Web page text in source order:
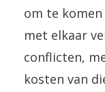
om te
met elkaar
conflicten,
kosten van